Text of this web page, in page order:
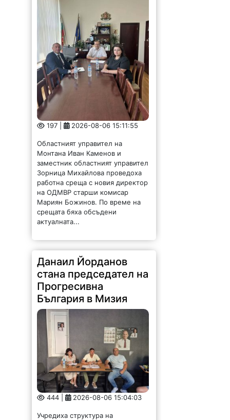
197 | 2026-08-06 15:11:55
Областният управител на
Монтана Иван Каменов и
заместник областният управител
Зорница Михайлова проведоха
работна среща с новия директор
на ОДМВР старши комисар
Мариян Божинов. По време на
срещата бяха обсъдени
актуалната...
Данаил Йорданов
стана председател на
Прогресивна
България в Мизия
444 | 2026-08-06 15:04:03
Учредиха структура на